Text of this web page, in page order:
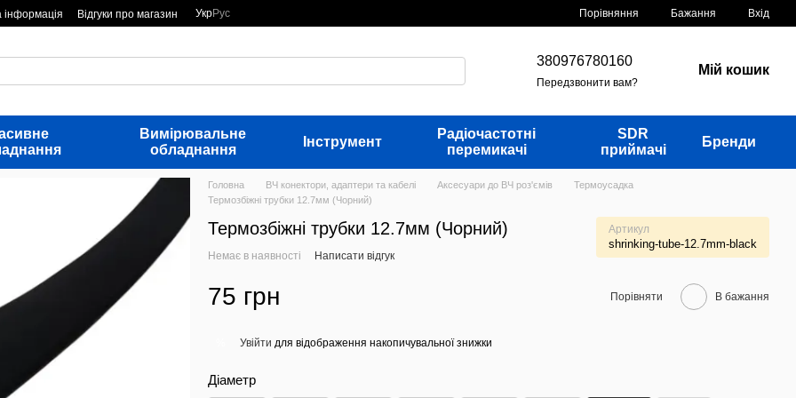
інформація Відгуки про магазин УкрРус Порівняння Бажання Вхід
380976780160
Передзвонити вам?
Мій кошик
Вимірювальне
обладнання
Інструмент
Радіочастотні
перемикачі
SDR
приймачі
Бренди
Головна ВЧ конектори, адаптери та кабелі Аксесуари до ВЧ роз'ємів
Термоусадка
Термозбіжні трубки 12.7мм (Чорний)
Термозбіжні трубки 12.7мм (Чорний) Артикул
shrinking-tube-12.7mm-black
Немає в наявності Написати відгук
75 грн Порівняти В бажання
Увійти для відображення накопичувальної знижки
Діаметр